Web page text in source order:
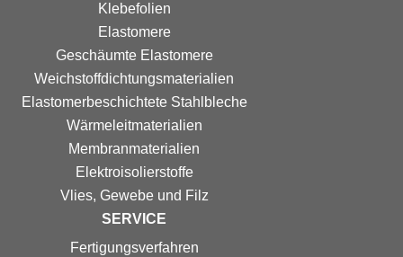
Klebefolien
Elastomere
Geschäumte Elastomere
Weichstoff­dichtungs­materialien
Elastomer­beschichtete Stahlbleche
Wärmeleitmaterialien
Membranmaterialien
Elektroisolierstoffe
Vlies, Gewebe und Filz
SERVICE
Fertigungs­verfahren